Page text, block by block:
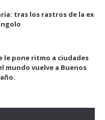
tras los rastros de la ex
le pone ritmo a ciudades
mundo vuelve a Buenos